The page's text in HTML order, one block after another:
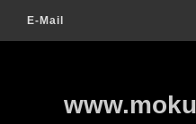
E-Mail